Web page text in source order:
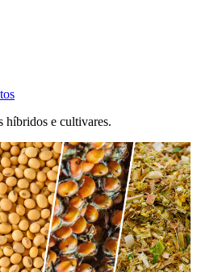
híbridos e cultivares.